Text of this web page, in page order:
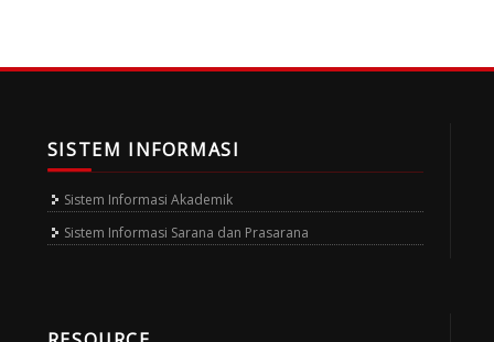
SISTEM INFORMASI
Sistem Informasi Akademik
Sistem Informasi Sarana dan Prasarana